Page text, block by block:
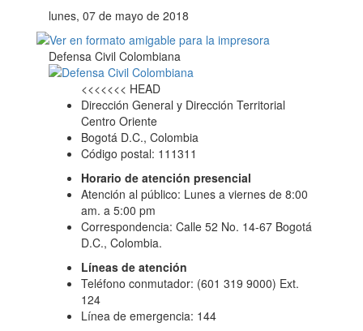
lunes, 07 de mayo de 2018
Defensa Civil Colombiana
<<<<<<< HEAD
Dirección General y Dirección Territorial
Centro Oriente
Bogotá D.C., Colombia
Código postal: 111311
Horario de atención presencial
Atención al público: Lunes a viernes de 8:00
am. a 5:00 pm
Correspondencia: Calle 52 No. 14-67 Bogotá
D.C., Colombia.
Líneas de atención
Teléfono conmutador: (601 319 9000) Ext.
124
Línea de emergencia: 144